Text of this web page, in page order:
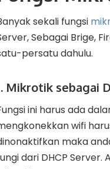
sekali fungsi
Sebagai Brige,
persatu dahulu.
Mikrotik sebagai
ini harus ada
wifi
maka
dari DHCP